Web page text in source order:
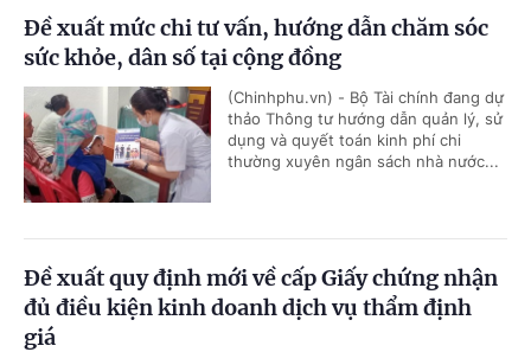
Đề xuất mức chi tư vấn, hướng dẫn chăm sóc
sức khỏe, dân số tại cộng đồng
(Chinhphu.vn) - Bộ Tài chính đang dự
thảo Thông tư hướng dẫn quản lý, sử
dụng và quyết toán kinh phí chi
thường xuyên ngân sách nhà nước...
Đề xuất quy định mới về cấp Giấy chứng nhận
đủ điều kiện kinh doanh dịch vụ thẩm định
giá